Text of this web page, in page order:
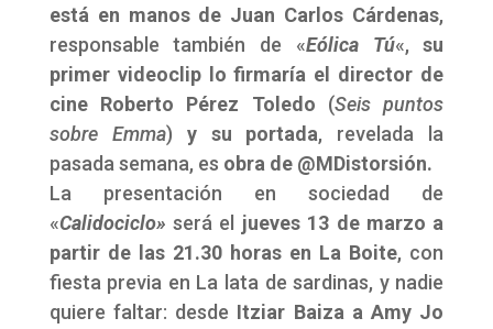
está en manos de Juan Carlos Cárdenas,
responsable también de «Eólica Tú«,su
primer videoclip lo firmaría el director de
cine Roberto Pérez Toledo (Seis puntos
sobre Emma) y su portada, revelada la
pasada semana, es obra de @MDistorsión.
La presentación en sociedad de
«Calidociclo» será el
jueves 13 de marzo a
partir de las 21.30 horas en La Boite, con
fiesta previa en La lata de sardinas, y nadie
quiere faltar: desde Itziar Baiza a Amy Jo